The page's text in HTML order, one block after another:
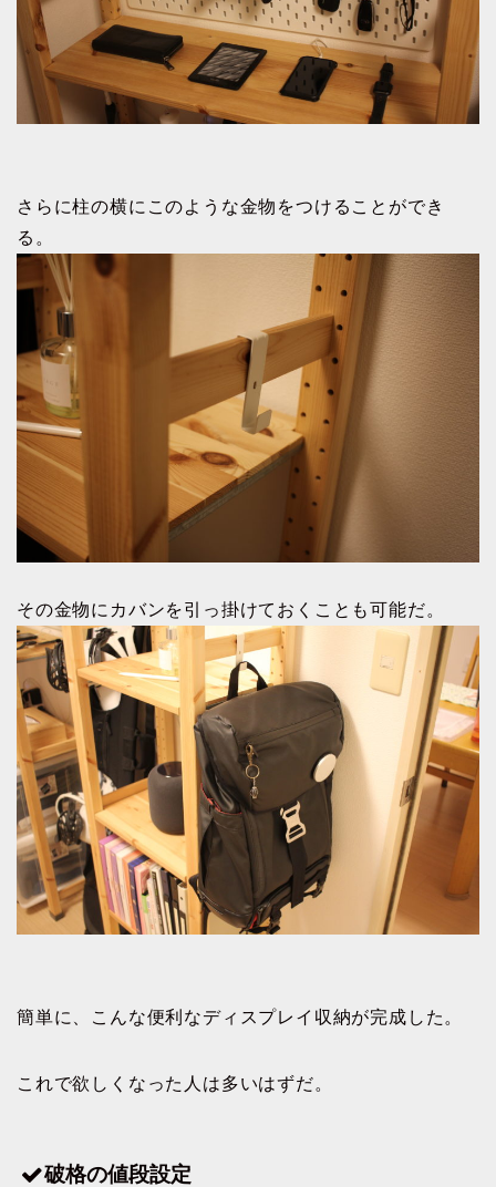
さらに柱の横にこのような金物をつけることができ
る。
その金物にカバンを引っ掛けておくことも可能だ。
簡単に、こんな便利なディスプレイ収納が完成した。
これで欲しくなった人は多いはずだ。
破格の値段設定